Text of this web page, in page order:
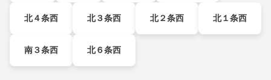
北４条西 北３条西 北２条西 北１条西
南３条西 北６条西